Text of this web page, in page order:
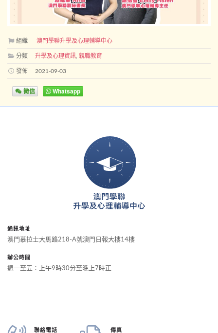
組織 澳門學聯升學及心理輔導中心
分類 升學及心理資訊 親職教育
發佈 2021-09-03
微信 Whatsapp
聯絡電話 傳真
通訊地址
澳門慕拉士大馬路218-A號澳門日報大樓14樓
辦公時間
週一至五：上午9時30分至晚上7時正